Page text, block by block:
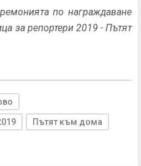
по награждаване
за репортери 2019 - Пътят
Пътят към дома